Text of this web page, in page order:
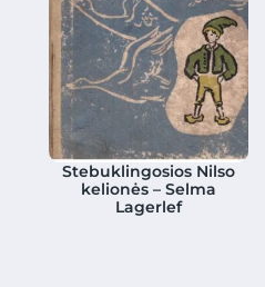
Stebuklingosios Nilso
kelionės – Selma
Lagerlef